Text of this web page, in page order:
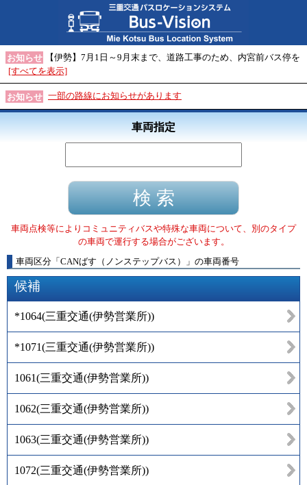
お知らせ
【伊勢】7月1日～9月末まで、道路工事のため、内宮前バス停を
[すべてを表示]
お知らせ 一部の路線にお知らせがあります
車両指定
車両点検等によりコミュニティバスや特殊な車両について、別のタイプ
の車両で運行する場合がございます。
車両区分 「 CANばす（ノンステップバス） 」 の車両番号
候補
*1064(三重交通(伊勢営業所))
*1071(三重交通(伊勢営業所))
1061(三重交通(伊勢営業所))
1062(三重交通(伊勢営業所))
1063(三重交通(伊勢営業所))
1072(三重交通(伊勢営業所))